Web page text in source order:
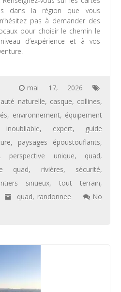
dans la région que vous
pas à demander des
pour choisir le chemin le
d’expérience et à vos
mai 17, 2026
naturelle, casque, collines,
, environnement, équipement
, expert, guide
, paysages époustouflants,
, perspective unique, quad,
quad, rivières, sécurité,
sinueux,tout terrain,
quad, randonnee
No